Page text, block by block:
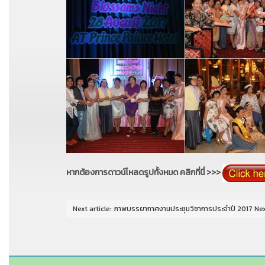
หากต้องการดาวน์โหลดรูปทั้งหมด คลิกที่นี่ >>>
Next article: ภาพบรรยากาศงานประชุมวิชาการประจำปี 2017